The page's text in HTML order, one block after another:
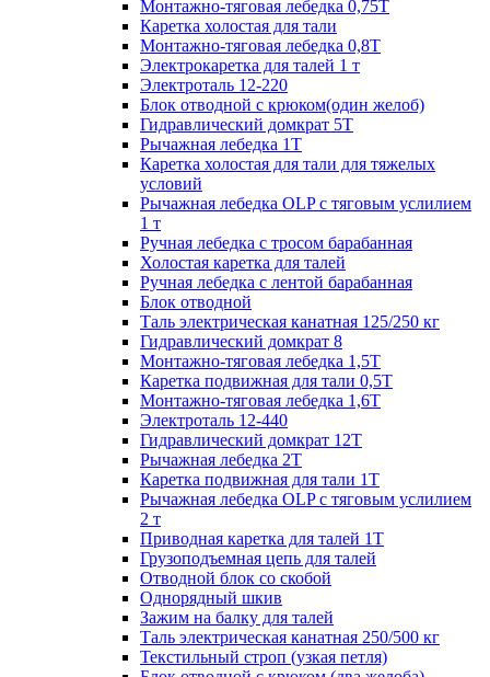
Монтажно-тяговая лебедка 0,75Т
Каретка холостая для тали
Монтажно-тяговая лебедка 0,8Т
Электрокаретка для талей 1 т
Электроталь 12-220
Блок отводной с крюком(один желоб)
Гидравлический домкрат 5T
Рычажная лебедка 1Т
Каретка холостая для тали для тяжелых
условий
Рычажная лебедка OLP с тяговым услилием
1 т
Ручная лебедка с тросом барабанная
Холостая каретка для талей
Ручная лебедка с лентой барабанная
Блок отводной
Таль электрическая канатная 125/250 кг
Гидравлический домкрат 8
Монтажно-тяговая лебедка 1,5Т
Каретка подвижная для тали 0,5Т
Монтажно-тяговая лебедка 1,6Т
Электроталь 12-440
Гидравлический домкрат 12Т
Рычажная лебедка 2Т
Каретка подвижная для тали 1Т
Рычажная лебедка OLP с тяговым услилием
2 т
Приводная каретка для талей 1Т
Грузоподъемная цепь для талей
Отводной блок со скобой
Однорядный шкив
Зажим на балку для талей
Таль электрическая канатная 250/500 кг
Текстильный строп (узкая петля)